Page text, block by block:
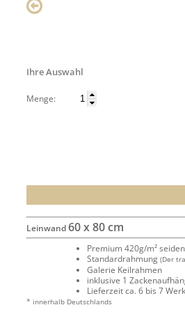
Ihre Auswahl
Menge:
Leinwand60 x 80 cm
Premium 420g/m²
Standardrahmung (Der
Galerie Keilrahmen
inklusive 1
Lieferzeit ca. 6 bis 7
* innerhalb Deutschlands